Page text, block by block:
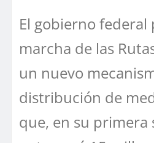
El gobierno federal
marcha de las
un nuevo
distribución de
que, en su primera